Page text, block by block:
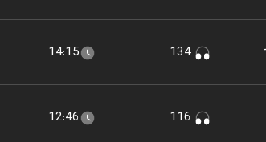
134
14:15
12:46